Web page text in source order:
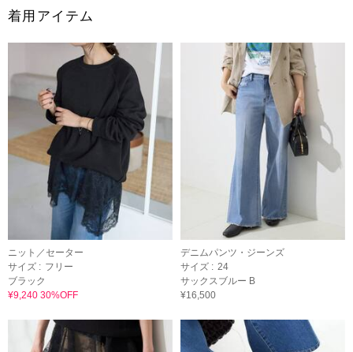
着用アイテム
ニット／セーター
サイズ : フリー
ブラック
¥9,240 30%OFF
デニムパンツ・ジーンズ
サイズ : 24
サックスブルー B
¥16,500